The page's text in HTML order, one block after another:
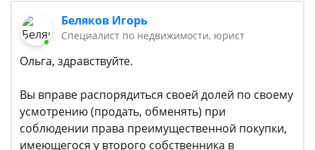
Беляков Игорь
Специалист по недвижимости, юрист
Ольга, здравствуйте.
Вы вправе распорядиться своей долей по своему
усмотрению (продать, обменять) при
соблюдении права преимущественной покупки,
имеющегося у второго собственника в